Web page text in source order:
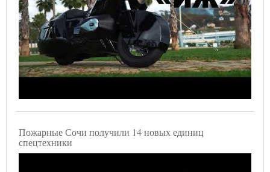
Пожарные Сочи получили 14 новых единиц
спецтехники